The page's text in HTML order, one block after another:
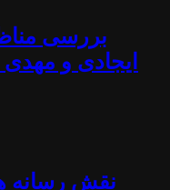
بررسی
ایجادی و
نقش رسانه